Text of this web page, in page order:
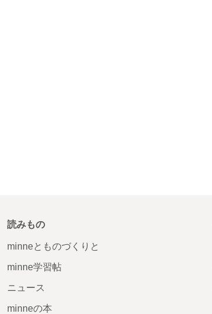
読みもの
minneとものづくりと
minne学習帖
ニュース
minneの本